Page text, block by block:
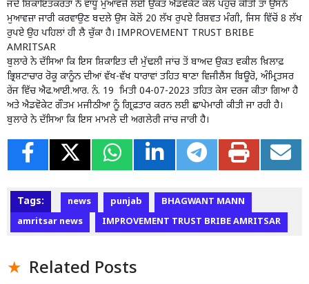
ਜਦੋਂ ਸ਼ਿਕਾਇਤਕਰਤਾ ਨੇ ਵਾਧੂ ਮੁਆਵਜ਼ੇ ਲਈ ਉਕਤ ਐਡਵੋਕੇਟ ਕੋਲ ਪਹੁੰਚ ਕੀਤੀ ਤਾਂ ਉਸਨੇ
ਮੁਆਵਜ਼ਾ ਜਾਰੀ ਕਰਵਾਉਣ ਬਦਲੇ ਉਸ ਕੋਲੋਂ 20 ਲੱਖ ਰੁਪਏ ਰਿਸ਼ਵਤ ਮੰਗੀ, ਜਿਸ ਵਿੱਚੋਂ 8 ਲੱਖ
ਰੁਪਏ ਉਹ ਪਹਿਲਾਂ ਹੀ ਲੈ ਚੁੱਕਾ ਹੈ। IMPROVEMENT TRUST BRIBE
AMRITSAR
ਬੁਲਾਰੇ ਨੇ ਦੱਸਿਆ ਕਿ ਇਸ ਸ਼ਿਕਾਇਤ ਦੀ ਮੁੱਢਲੀ ਜਾਂਚ ਤੋਂ ਬਾਅਦ ਉਕਤ ਵਕੀਲ ਖ਼ਿਲਾਫ਼
ਭ੍ਰਿਸ਼ਟਾਚਾਰ ਰੋਕੂ ਕਾਨੂੰਨ ਦੀਆਂ ਵੱਖ-ਵੱਖ ਧਾਰਾਵਾਂ ਤਹਿਤ ਥਾਣਾ ਵਿਜੀਲੈਂਸ ਬਿਊਰੋ, ਅੰਮ੍ਰਿਤਸਰ
ਰੇਂਜ ਵਿੱਚ ਐਫ.ਆਈ.ਆਰ. ਨੰ. 19 ਮਿਤੀ 04-07-2023 ਤਹਿਤ ਕੇਸ ਦਰਜ ਕੀਤਾ ਗਿਆ ਹੈ
ਅਤੇ ਐਡਵੋਕੇਟ ਗੌਤਮ ਮਜੀਠੀਆ ਨੂੰ ਗ੍ਰਿਫ਼ਤਾਰ ਕਰਨ ਲਈ ਛਾਪੇਮਾਰੀ ਕੀਤੀ ਜਾ ਰਹੀ ਹੈ।
ਬੁਲਾਰੇ ਨੇ ਦੱਸਿਆ ਕਿ ਇਸ ਮਾਮਲੇ ਦੀ ਅਗਲੇਰੀ ਜਾਂਚ ਜਾਰੀ ਹੈ।
Tags: news punjab
BHAGWANT MANN
amritsar news
IMPROVEMENT TRUST BRIBE AMRITSAR
Related Posts